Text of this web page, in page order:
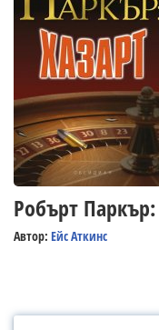
Робърт Паркър:
Автор: Ейс Аткинс